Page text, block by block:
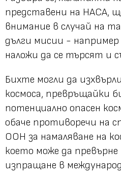
представени на НАСА,
внимание в случай на
дълги мисии -
наложи да се търсят и
Бихте могли да
космоса, превръщайки
потенциално опасен
обаче противоречи на
ООН за намаляване на
което може да
изпращане в